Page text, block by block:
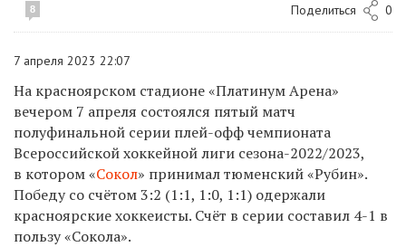
8 Поделиться 0
7 апреля 2023 22:07
На красноярском стадионе «Платинум Арена»
вечером 7 апреля состоялся пятый матч
полуфинальной серии плей-офф чемпионата
Всероссийской хоккейной лиги сезона-2022/2023,
в котором «Сокол» принимал тюменский «Рубин».
Победу со счётом 3:2 (1:1, 1:0, 1:1) одержали
красноярские хоккеисты. Счёт в серии составил 4-1 в
пользу «Сокола».